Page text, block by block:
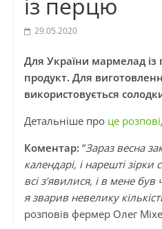
29.05.2020
Для України мармелад
продукт. Для
використовується
Детальніше про це
Коментар: “Зараз весна
календарі, і нарешті
всі з’явилися, і в мене був
я зварив невелику
розповів фермер Олег